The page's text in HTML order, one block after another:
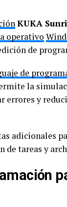
KUKA
operativo
de
de
la
errores y
adicionales
tareas y